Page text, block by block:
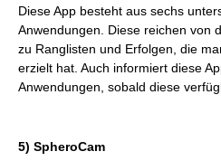
Diese App besteht aus sechs
Anwendungen. Diese reichen von
zu Ranglisten und Erfolgen, die
erzielt hat. Auch informiert diese
Anwendungen, sobald diese
5) SpheroCam